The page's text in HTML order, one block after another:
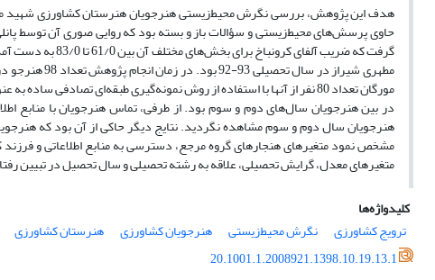
هدف این پژوهش، بررسی نگرش ‌‌محیط‌زیستی هنرجویان هنرستان کشاورزی شهید
حاوی پرسش‌‌های ‌‌محیط‌زیستی و سؤالات باز و بسته بود که روایی صوری آن توسط
گرفت که ضریب
مطهری شیراز
مورگان تعداد 80 نفر از آنها با استفاده از روش نمونه‌گیری طبقه‌‌ای
در بین هنرجویان سال‌های دوم و سوم بود. از طرفی، تماس هنرجویان با منابع
هنرجویان سال دوم و سوم مشاهده نگردید. نتایج دیگر حاکی از آن بود که
مشخص نمود متغیرهای هنجارهای گروه مرجع، دسترسی به منابع اطلاعاتی و
متغیرهای معدل، گرایش تحصیلی، علاقه به رشته تحصیلی و سال تحصیل در تبیین
کلیدواژه‌ها
ترویج کشاورزی
نگرش ‌‌محیط‌زیستی هنرجویان کشاورزی
هنرستان کشاورزی
20.1001.1.2008921.1398.10.19.13.1